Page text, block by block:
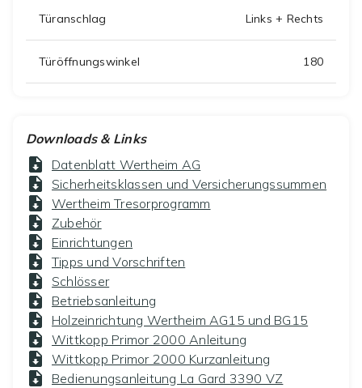
Türanschlag Links + Rechts
Türöffnungswinkel 180
Downloads & Links
Datenblatt Wertheim AG
Sicherheitsklassen und Versicherungssummen
Wertheim Tresorprogramm
Zubehör
Einrichtungen
Tipps und Vorschriften
Schlösser
Betriebsanleitung
Holzeinrichtung Wertheim AG15 und BG15
Wittkopp Primor 2000 Anleitung
Wittkopp Primor 2000 Kurzanleitung
Bedienungsanleitung La Gard 3390 VZ